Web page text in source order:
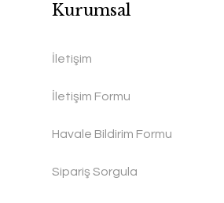
Kurumsal
İletişim
İletişim Formu
Havale Bildirim Formu
Sipariş Sorgula